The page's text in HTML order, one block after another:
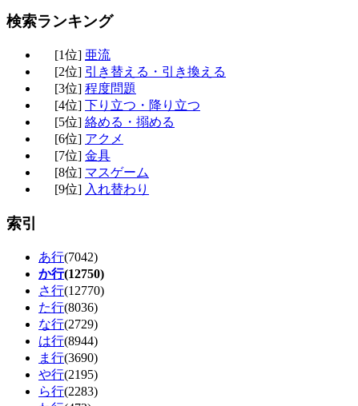
検索ランキング
[1位] 亜流
[2位] 引き替える・引き換える
[3位] 程度問題
[4位] 下り立つ・降り立つ
[5位] 絡める・搦める
[6位] アクメ
[7位] 金具
[8位] マスゲーム
[9位] 入れ替わり
索引
あ行(7042)
か行(12750)
さ行(12770)
た行(8036)
な行(2729)
は行(8944)
ま行(3690)
や行(2195)
ら行(2283)